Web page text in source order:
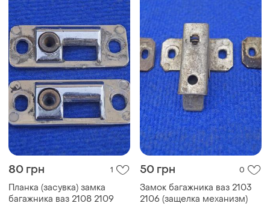
80 грн 1
Планка (засувка) замка
багажника ваз 2108 2109
50 грн 0
Замок багажника ваз 2103
2106 (защелка механизм)